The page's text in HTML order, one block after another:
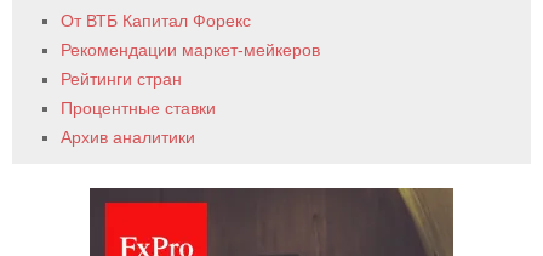
От ВТБ Капитал Форекс
Рекомендации маркет-мейкеров
Рейтинги стран
Процентные ставки
Архив аналитики